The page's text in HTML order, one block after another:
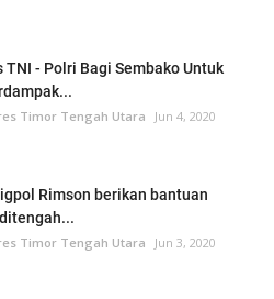
TNI - Polri Bagi Sembako Untuk
Timor Tengah Utara
Jun 4, 2020
Rimson berikan bantuan
Timor Tengah Utara
Jun 3, 2020